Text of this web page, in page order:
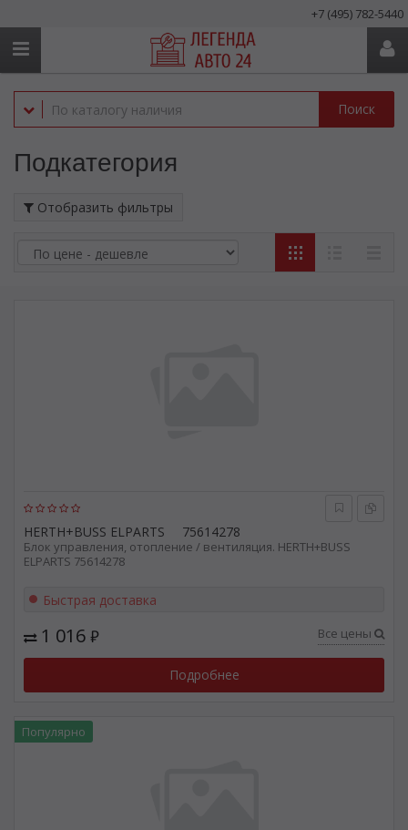
+7 (495) 782-5440
Поиск
Подкатегория
Отобразить фильтры
HERTH+BUSS ELPARTS 75614278
Блок управления, отопление / вентиляция. HERTH+BUSS
ELPARTS 75614278
Быстрая доставка
1 016 ₽ Все цены
Подробнее
Популярно